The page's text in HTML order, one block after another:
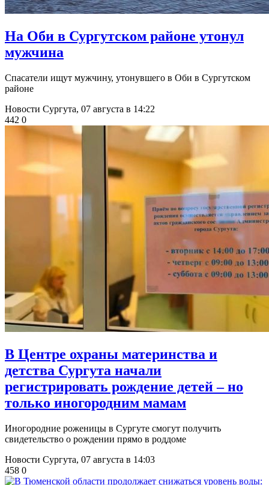
​На Оби в Сургутском районе утонул
мужчина
Спасатели ищут мужчину, утонувшего в Оби в Сургутском
районе
Новости Сургута, 07 августа в 14:22
442 0
​В Центре охраны материнства и
детства Сургута начали
регистрировать рождение детей – но
только иногородним мамам
Иногородние роженицы в Сургуте смогут получить
свидетельство о рождении прямо в роддоме
Новости Сургута, 07 августа в 14:03
458 0